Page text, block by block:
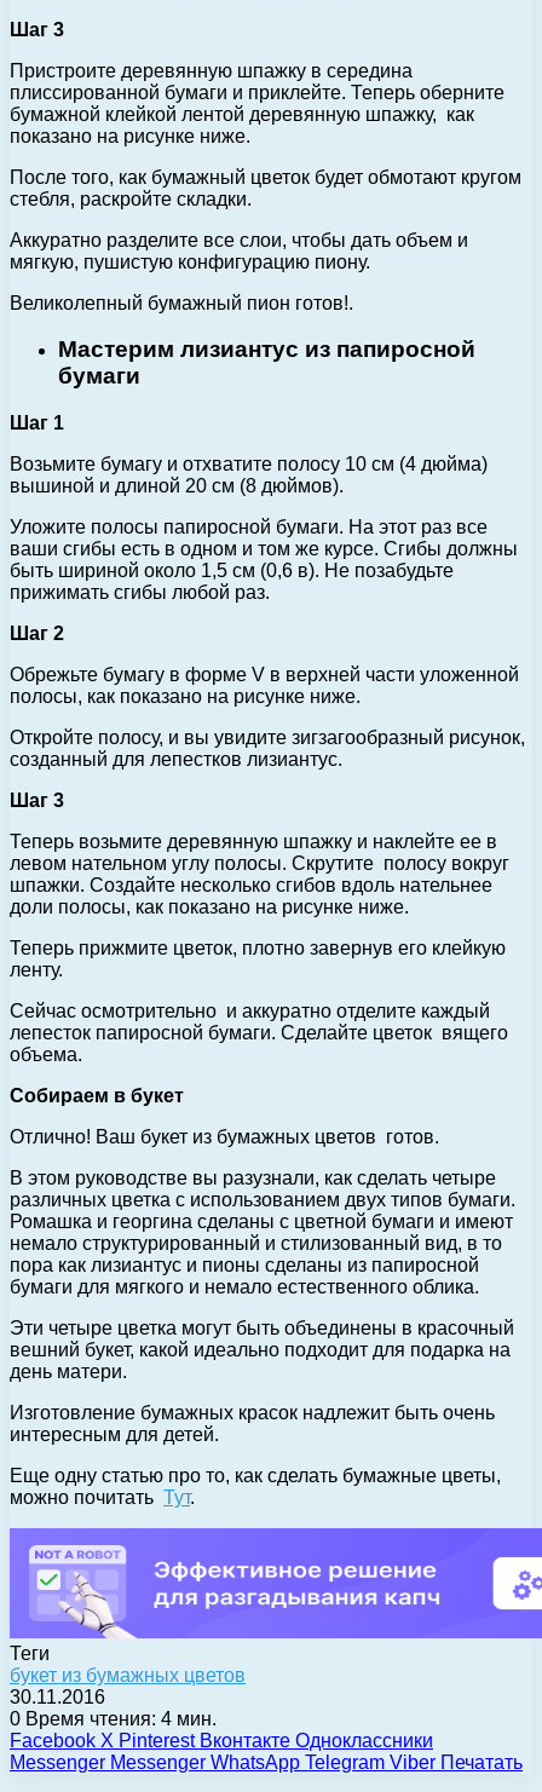
Шаг 3
Пристроите деревянную шпажку в середина
плиссированной бумаги и приклейте. Теперь оберните
бумажной клейкой лентой деревянную шпажку, как
показано на рисунке ниже.
После того, как бумажный цветок будет обмотают кругом
стебля, раскройте складки.
Аккуратно разделите все слои, чтобы дать объем и
мягкую, пушистую конфигурацию пиону.
Великолепный бумажный пион готов!.
Мастерим лизиантус из папиросной
бумаги
Шаг 1
Возьмите бумагу и отхватите полосу 10 см (4 дюйма)
вышиной и длиной 20 см (8 дюймов).
Уложите полосы папиросной бумаги. На этот раз все
ваши сгибы есть в одном и том же курсе. Сгибы должны
быть шириной около 1,5 см (0,6 в). Не позабудьте
прижимать сгибы любой раз.
Шаг 2
Обрежьте бумагу в форме V в верхней части уложенной
полосы, как показано на рисунке ниже.
Откройте полосу, и вы увидите зигзагообразный рисунок,
созданный для лепестков лизиантус.
Шаг 3
Теперь возьмите деревянную шпажку и наклейте ее в
левом нательном углу полосы. Скрутите полосу вокруг
шпажки. Создайте несколько сгибов вдоль нательнее
доли полосы, как показано на рисунке ниже.
Теперь прижмите цветок, плотно завернув его клейкую
ленту.
Сейчас осмотрительно и аккуратно отделите каждый
лепесток папиросной бумаги. Сделайте цветок вящего
объема.
Собираем в букет
Отлично! Ваш букет из бумажных цветов готов.
В этом руководстве вы разузнали, как сделать четыре
различных цветка с использованием двух типов бумаги.
Ромашка и георгина сделаны с цветной бумаги и имеют
немало структурированный и стилизованный вид, в то
пора как лизиантус и пионы сделаны из папиросной
бумаги для мягкого и немало естественного облика.
Эти четыре цветка могут быть объединены в красочный
вешний букет, какой идеально подходит для подарка на
день матери.
Изготовление бумажных красок надлежит быть очень
интересным для детей.
Еще одну статью про то, как сделать бумажные цветы,
можно почитать Тут.
Теги
букет из бумажных цветов
30.11.2016
0 Время чтения: 4 мин.
Facebook X Pinterest Вконтакте Одноклассники
Messenger Messenger WhatsApp Telegram Viber Печатать